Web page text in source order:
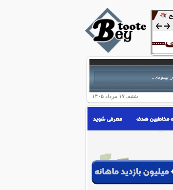
شنبه, ۱۷ مرداد ۱۴۰۵